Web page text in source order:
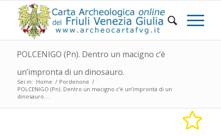
POLCENIGO (Pn). Dentro un macigno c’è
un’impronta di un dinosauro.
Sei in: Home / Pordenone /
POLCENIGO (Pn). Dentro un macigno c’è un’impronta di un
dinosauro....